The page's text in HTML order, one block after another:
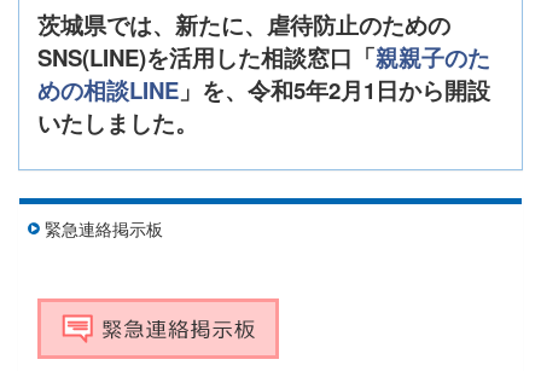
茨城県では、新たに、虐待防止のための
SNS(LINE)を活用した相談窓口「親親子のた
めの相談LINE 」を、令和5年2月1日から開設
いたしました。
緊急連絡掲示板